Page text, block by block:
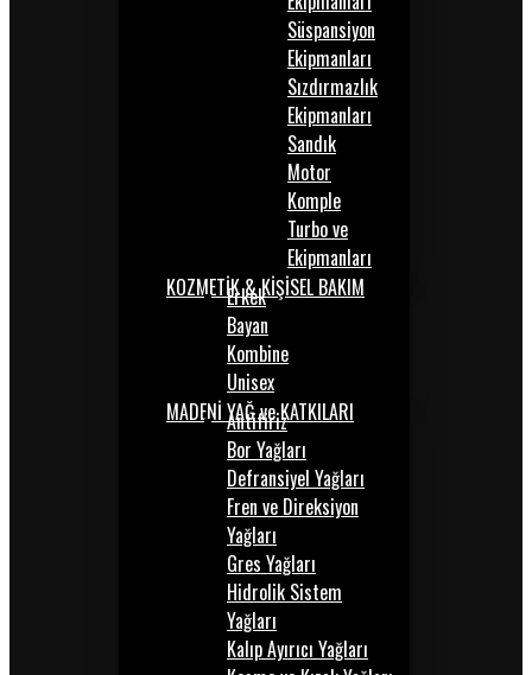
Süspansiyon
Ekipmanları
Sızdırmazlık
Ekipmanları
Sandık
Motor
Komple
Turbo ve
Ekipmanları
KOZMETİK & KİŞİSEL BAKIM
Erkek
Bayan
Kombine
Unisex
MADENİ YAĞ ve KATKILARI
Antifiriz
Bor Yağları
Defransiyel Yağları
Fren ve Direksiyon
Yağları
Gres Yağları
Hidrolik Sistem
Yağları
Kalıp Ayırıcı Yağları